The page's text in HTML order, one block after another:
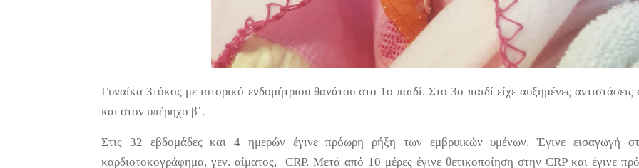
Γυναίκα 3τόκος με ιστορικό ενδομήτριου θανάτου στο 1ο παιδί. Στο 3ο παιδί είχε αυξημένες
και στον υπέρηχο β΄.
Στις 32 εβδομάδες και 4 ημερών έγινε πρόωρη ρήξη των εμβρυικών υμένων. Έγινε εισαγωγή
καρδιοτοκογράφημα, γεν. αίματος, CRP. Μετά από 10 μέρες έγινε θετικοποίηση στην CRP και έγινε